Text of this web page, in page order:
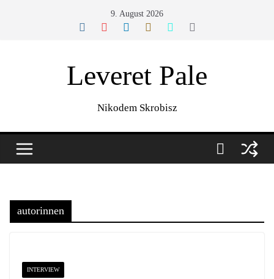
9. August 2026
Leveret Pale
Nikodem Skrobisz
autorinnen
INTERVIEW